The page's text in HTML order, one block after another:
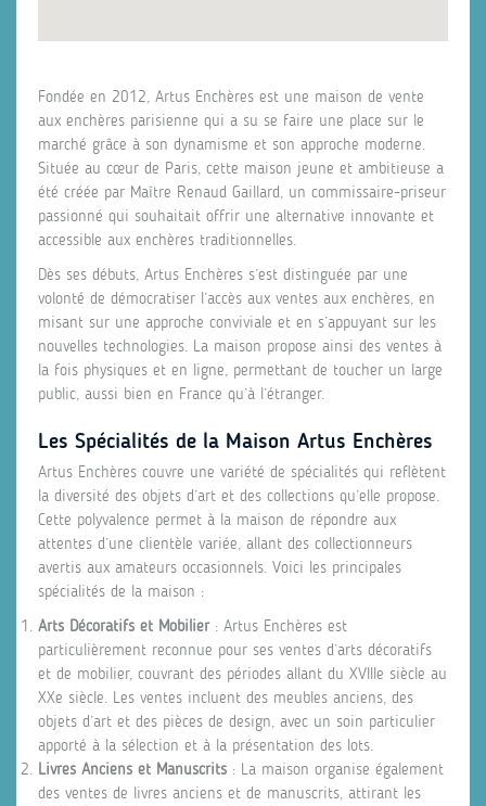
Fondée en 2012, Artus Enchères est une maison de vente
aux enchères parisienne qui a su se faire une place sur le
marché grâce à son dynamisme et son approche moderne.
Située au cœur de Paris, cette maison jeune et ambitieuse a
été créée par Maître Renaud Gaillard, un commissaire-priseur
passionné qui souhaitait offrir une alternative innovante et
accessible aux enchères traditionnelles.
Dès ses débuts, Artus Enchères s’est distinguée par une
volonté de démocratiser l’accès aux ventes aux enchères, en
misant sur une approche conviviale et en s’appuyant sur les
nouvelles technologies. La maison propose ainsi des ventes à
la fois physiques et en ligne, permettant de toucher un large
public, aussi bien en France qu’à l’étranger.
Les Spécialités de la Maison Artus Enchères
Artus Enchères couvre une variété de spécialités qui reflètent
la diversité des objets d’art et des collections qu’elle propose.
Cette polyvalence permet à la maison de répondre aux
attentes d’une clientèle variée, allant des collectionneurs
avertis aux amateurs occasionnels. Voici les principales
spécialités de la maison :
Arts Décoratifs et Mobilier: Artus Enchères est
particulièrement reconnue pour ses ventes d’arts décoratifs
et de mobilier, couvrant des périodes allant du XVIIIe siècle au
XXe siècle. Les ventes incluent des meubles anciens, des
objets d’art et des pièces de design, avec un soin particulier
apporté à la sélection et à la présentation des lots.
Livres Anciens et Manuscrits : La maison organise également
des ventes de livres anciens et de manuscrits, attirant les